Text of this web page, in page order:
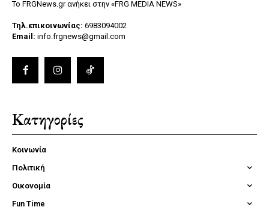
Το FRGNews.gr ανήκει στην «FRG MEDIA NEWS»
Τηλ.επικοινωνίας: 6983094002
Email: info.frgnews@gmail.com
Κατηγορίες
Κοινωνία
Πολιτική
Οικονομία
Fun Time